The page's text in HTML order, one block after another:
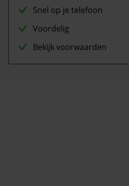
Snel op je telefoon
Voordelig
Bekijk voorwaarden